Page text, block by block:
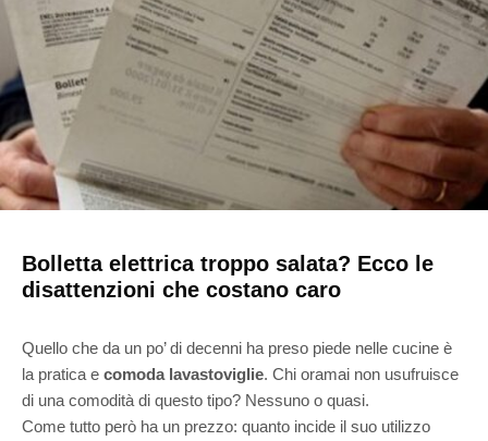
Bolletta elettrica troppo salata? Ecco le
disattenzioni che costano caro
Quello che da un po’ di decenni ha preso piede nelle cucine è
la pratica e comoda lavastoviglie. Chi oramai non usufruisce
di una comodità di questo tipo? Nessuno o quasi.
Come tutto però ha un prezzo: quanto incide il suo utilizzo